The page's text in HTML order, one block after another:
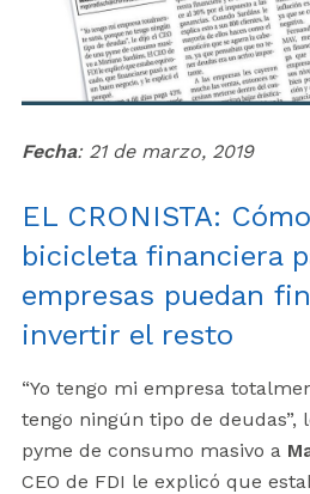
Fecha: 21 de marzo, 2019
EL CRONISTA:
bicicleta financiera
empresas puedan
invertir el resto
“Yo tengo mi empresa
tengo ningún tipo de deudas”,
pyme de consumo masivo a
CEO de FDI le explicó que